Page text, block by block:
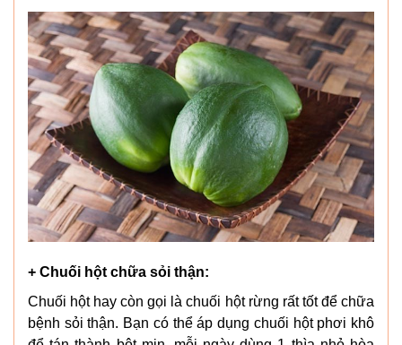
+ Chuối hột chữa sỏi thận:
Chuối hột hay còn gọi là chuối hột rừng rất tốt để chữa
bệnh sỏi thận. Bạn có thể áp dụng chuối hột phơi khô